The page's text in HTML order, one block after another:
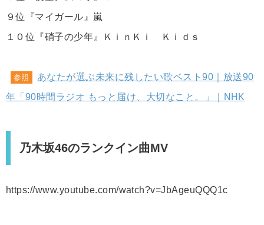
９位『マイガール』嵐
１０位『硝子の少年』ＫｉｎＫｉ Ｋｉｄｓ
参照
あなたが選ぶ未来に残したい歌ベスト90｜放送90
年「90時間ラジオ もっと届け、大切なこと。」｜NHK
乃木坂46のランクイン曲MV
https://www.youtube.com/watch?v=JbAgeuQQQ1c